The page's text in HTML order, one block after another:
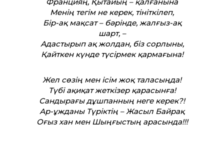
Францияң, Қытайың – қалғанына
Менің тегім не керек, тініткілеп,
Бір-ақ мақсат – бәрінде, жалғыз-ақ
шарт, –
Адастырып ақ жолдан, біз сорлыны,
Қайткен күнде түсірмек қармағына!
Жел сөзің мен ісім жоқ таласыңда!
Түбі ақиқат жеткізер қарасынға!
Сандырағы дұшпанның неге керек?!
Ар-ұжданы Түріктің – Жасыл Байрақ
Оғыз хан мен Шыңғыстың арасында!!!